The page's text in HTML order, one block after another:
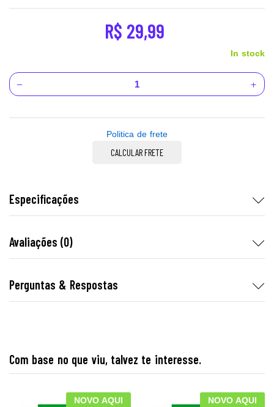
R$ 29,99
In stock
Politica de frete
CALCULAR FRETE
Especificações
Avaliações (0)
Perguntas & Respostas
Com base no que viu, talvez te interesse.
NOVO AQUI NOVO AQUI